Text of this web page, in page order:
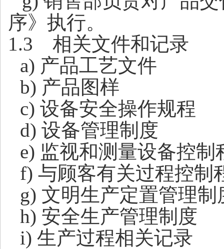
序》执行。
1.3 相关文件和记录
a) 产品工艺文件
b) 产品图样
c) 设备安全操作规程
d) 设备管理制度
e) 监视和测量设备控制
f) 与顾客有关过程控制
g) 文明生产定置管理制
h) 安全生产管理制度
i) 生产过程相关记录